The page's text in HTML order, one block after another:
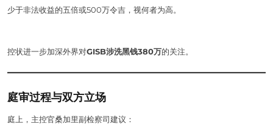
少于非法收益的五倍或500万令吉，视何者为高。
控状进一步加深外界对GISB涉洗黑钱380万的关注。
庭审过程与双方立场
庭上，主控官桑加里副检察司建议：